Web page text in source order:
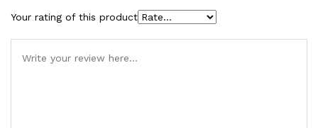
Your rating of this product